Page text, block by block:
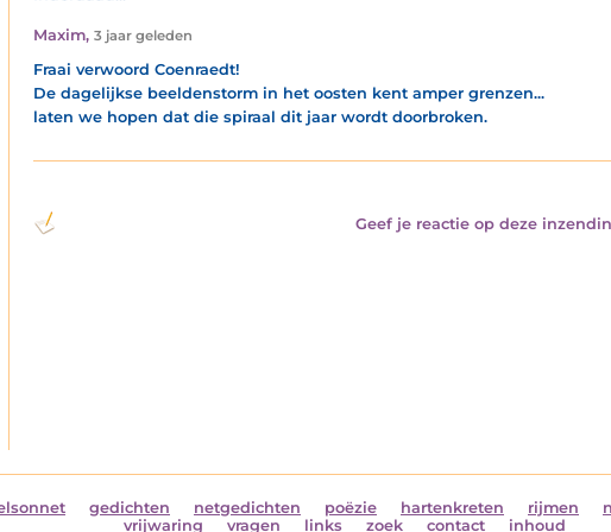
Maxim, 3 jaar geleden
Fraai verwoord Coenraedt!
De dagelijkse beeldenstorm in het oosten kent amper grenzen...
laten we hopen dat die spiraal dit jaar wordt doorbroken.
Geef je reactie op deze
gedichten netgedichten poëzie hartenkreten rijmen
vrijwaring
vragen links zoek contact inhoud